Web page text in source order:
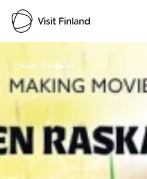
Visit Finland
Credits: Filmikamari